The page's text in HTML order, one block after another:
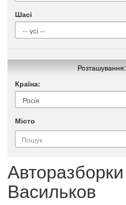
Шасі
Розташування:
Країна:
Місто
Авторазборки
Васильков